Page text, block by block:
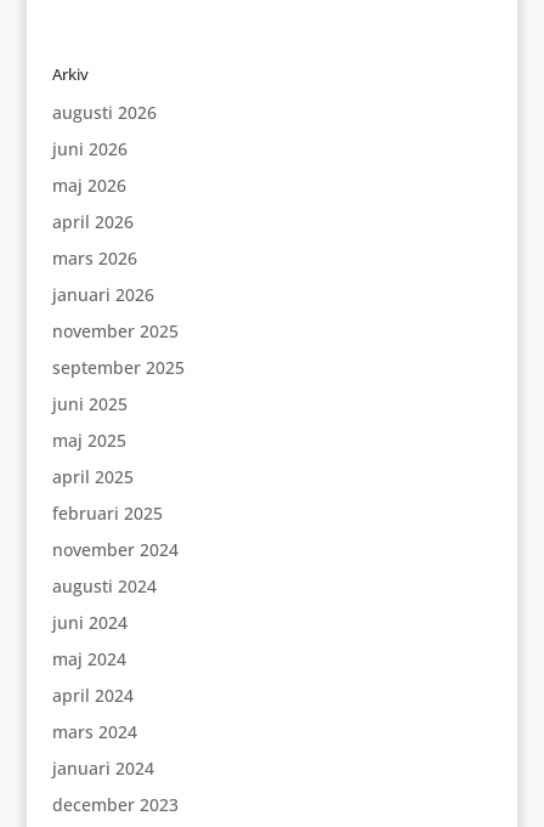
Arkiv
augusti 2026
juni 2026
maj 2026
april 2026
mars 2026
januari 2026
november 2025
september 2025
juni 2025
maj 2025
april 2025
februari 2025
november 2024
augusti 2024
juni 2024
maj 2024
april 2024
mars 2024
januari 2024
december 2023